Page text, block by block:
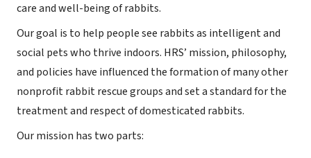
care and well-being of rabbits.
Our goal is to help people see rabbits as intelligent and
social pets who thrive indoors. HRS’ mission, philosophy,
and policies have influenced the formation of many other
nonprofit rabbit rescue groups and set a standard for the
treatment and respect of domesticated rabbits.
Our mission has two parts: